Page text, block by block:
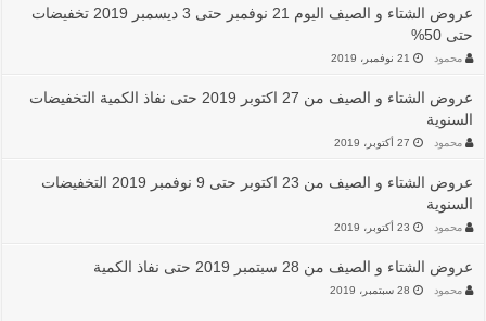
عروض الشتاء و الصيف اليوم 21 نوفمبر حتى 3 ديسمبر 2019 تخفيضات
حتى 50%
محمود 21 نوفمبر، 2019
عروض الشتاء و الصيف من 27 اكتوبر 2019 حتى نفاذ الكمية التخفيضات
السنوية
محمود 27 أكتوبر، 2019
عروض الشتاء و الصيف من 23 اكتوبر حتى 9 نوفمبر 2019 التخفيضات
السنوية
محمود 23 أكتوبر، 2019
عروض الشتاء و الصيف من 28 سبتمبر 2019 حتى نفاذ الكمية
محمود 28 سبتمبر، 2019